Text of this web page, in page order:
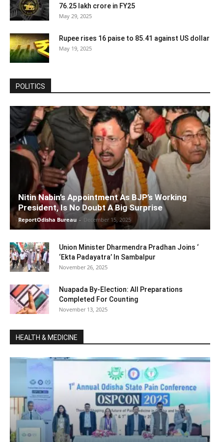
76.25 lakh crore in FY25
May 29, 2025
Rupee rises 16 paise to 85.41 against US dollar
May 19, 2025
POLITICS
Nitin Nabin’s Appointment As BJP’s Working
President, Is No Doubt A Big Surprise
ReportOdisha Bureau - December 15, 2025
Union Minister Dharmendra Pradhan Joins ‘
‘Ekta Padayatra’ In Sambalpur
November 26, 2025
Nuapada By-Election: All Preparations
Completed For Counting
November 13, 2025
HEALTH & MEDICINE